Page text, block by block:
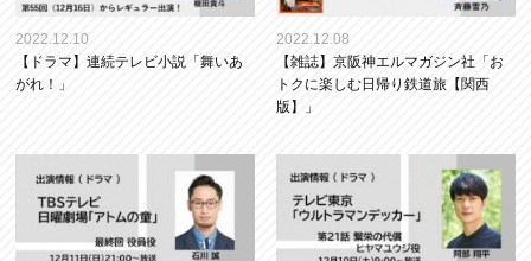
2022.12.10
【ドラマ】連続テレビ小説「舞いあ
がれ！」
2022.12.08
【雑誌】京阪神エルマガジン社「お
トクに楽しむ日帰り鉄道旅【関西
版】」